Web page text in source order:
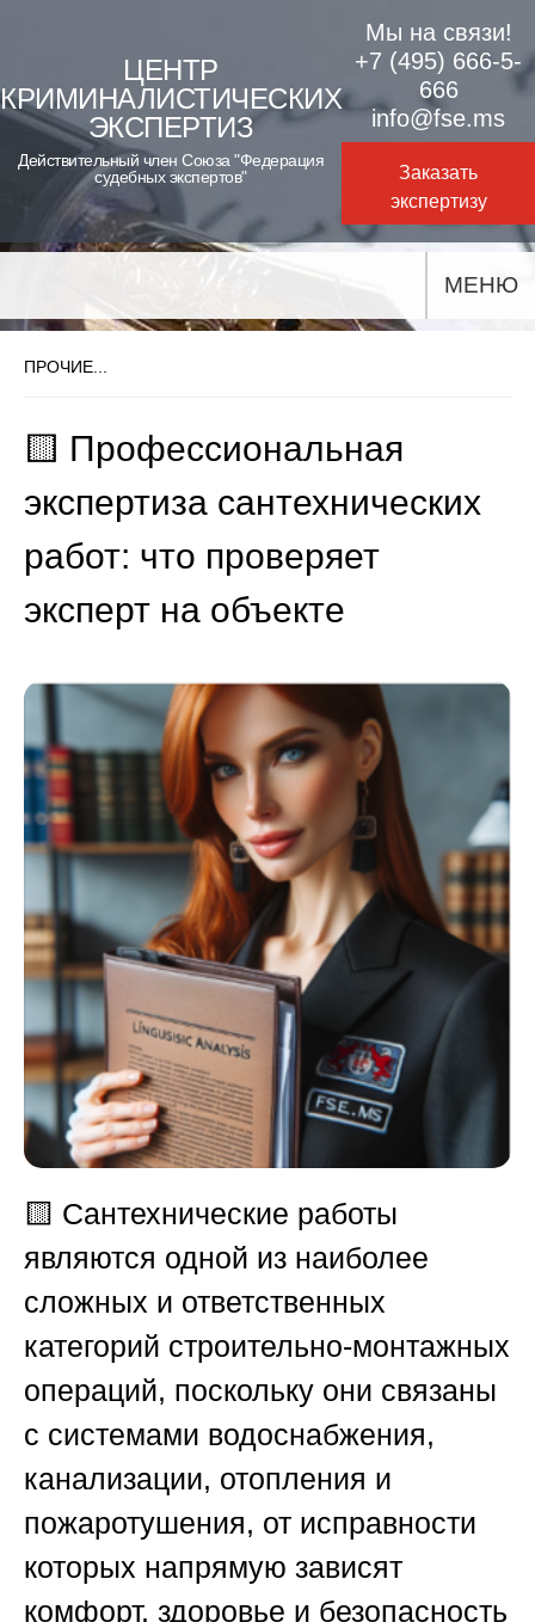
content
ЦЕНТР
КРИМИНАЛИСТИЧЕСКИХ
ЭКСПЕРТИЗ
Действительный член Союза "Федерация
судебных экспертов"
Мы на связи!
+7 (495) 666-5-
666
info@fse.ms
Заказать
экспертизу
МЕНЮ
ПРОЧИЕ...
🟨 Профессиональная
экспертиза сантехнических
работ: что проверяет
эксперт на объекте
🟨 Сантехнические работы
являются одной из наиболее
сложных и ответственных
категорий строительно-монтажных
операций, поскольку они связаны
с системами водоснабжения,
канализации, отопления и
пожаротушения, от исправности
которых напрямую зависят
комфорт, здоровье и безопасность